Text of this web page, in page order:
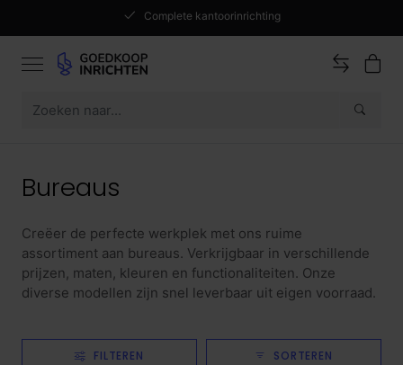
Complete kantoorinrichting
Bureaus
Creëer de perfecte werkplek met ons ruime
assortiment aan bureaus. Verkrijgbaar in verschillende
prijzen, maten, kleuren en functionaliteiten. Onze
diverse modellen zijn snel leverbaar uit eigen voorraad.
FILTEREN SORTEREN